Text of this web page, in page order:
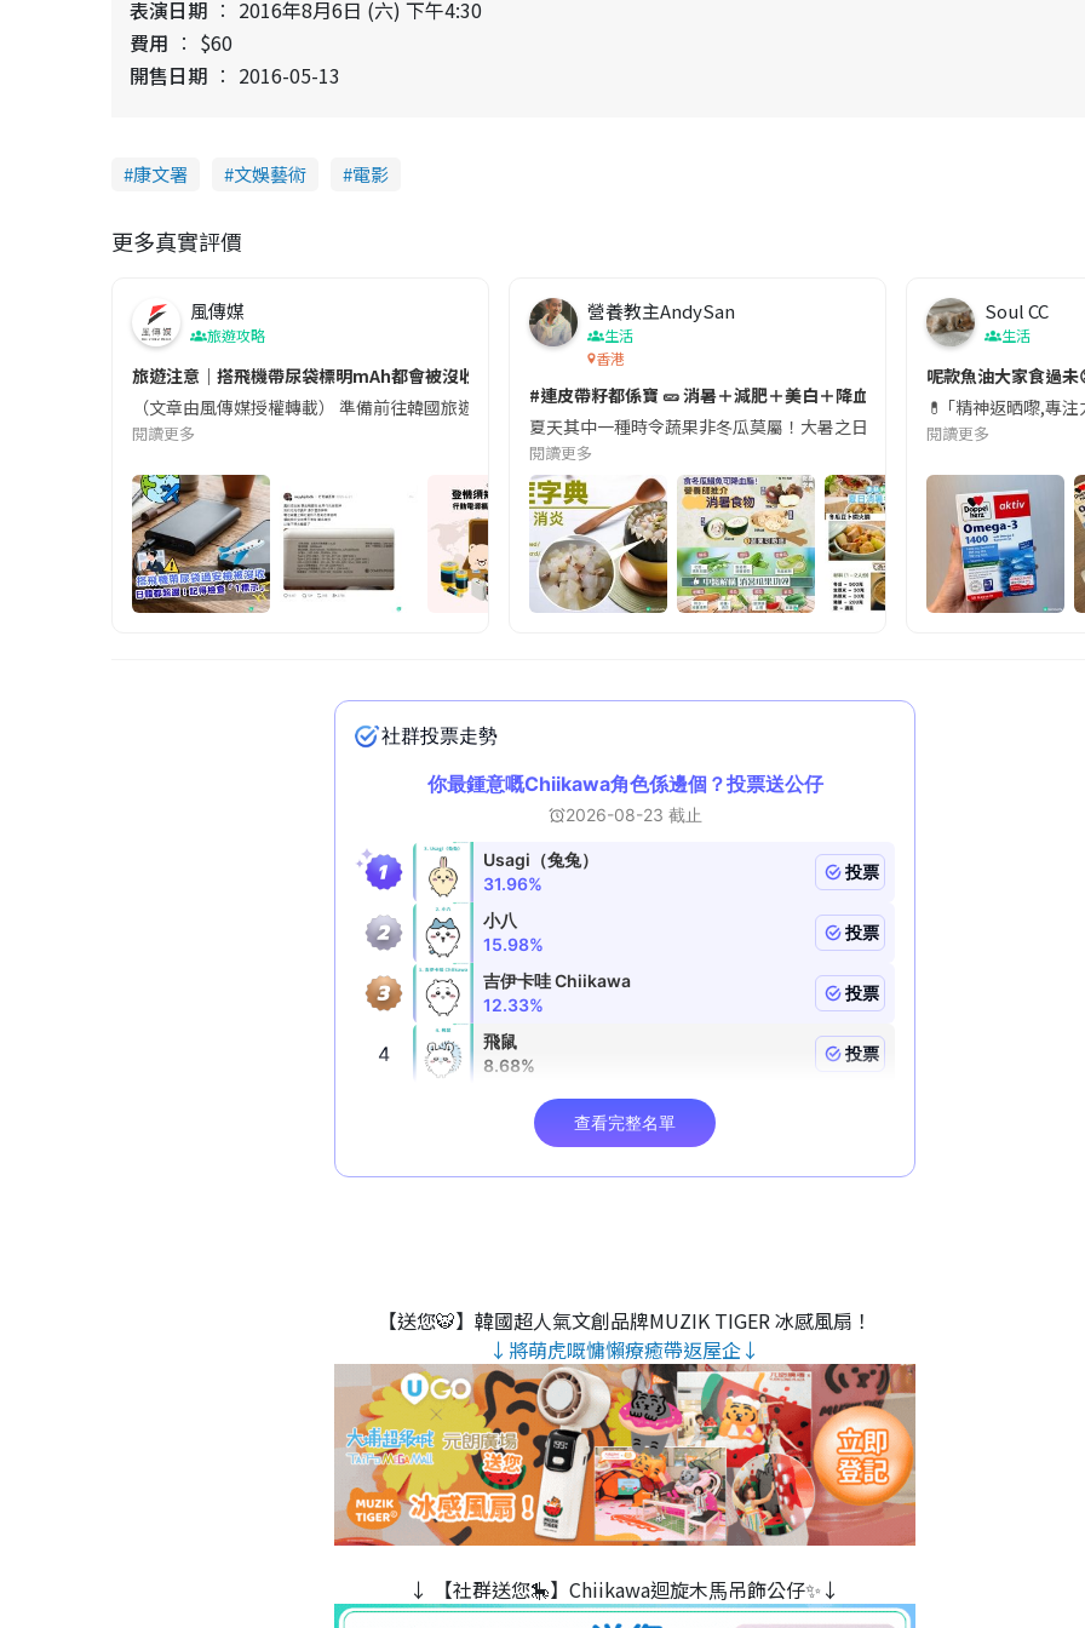
表演日期
2016年8月6日 (六) 下午4:30
費用
$60
開售日期
2016-05-13
康文署 文娛藝術 電影
更多真實評價
風傳媒
旅遊攻略
旅遊注意｜搭飛機帶尿袋標明mAh都會被沒收😱出發前切記檢查「1標示」🚨
（文章由風傳媒授權轉載） 準備前往韓國旅遊的民眾，近期要特別留意隨身行李中的行動電源。一名旅客日前在機場安檢
閱讀更多
營養教主AndySan
生活
香港
#連皮帶籽都係寶 🥒 消暑＋減肥＋美白＋降血脂
夏天其中一種時令蔬果非冬瓜莫屬！大暑之日，點都要飲碗冬瓜湯消暑
閱讀更多
Soul CC
生活
呢款魚油大家食過未
💊 ｢精神返晒嚟,專
閱讀更多
【送您🐯】韓國超人氣文創品牌MUZIK TIGER 冰感風扇！
↓將萌虎嘅慵懶療癒帶返屋企↓
↓ 【社群送您🎠】Chiikawa迴旋木⾺吊飾公仔✨↓